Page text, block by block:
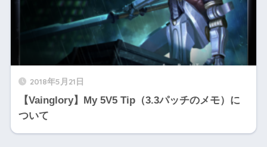
2018年5月21日
【Vainglory】My 5V5 Tip（3.3パッチのメモ）に
ついて